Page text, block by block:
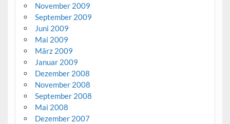
November 2009
September 2009
Juni 2009
Mai 2009
März 2009
Januar 2009
Dezember 2008
November 2008
September 2008
Mai 2008
Dezember 2007